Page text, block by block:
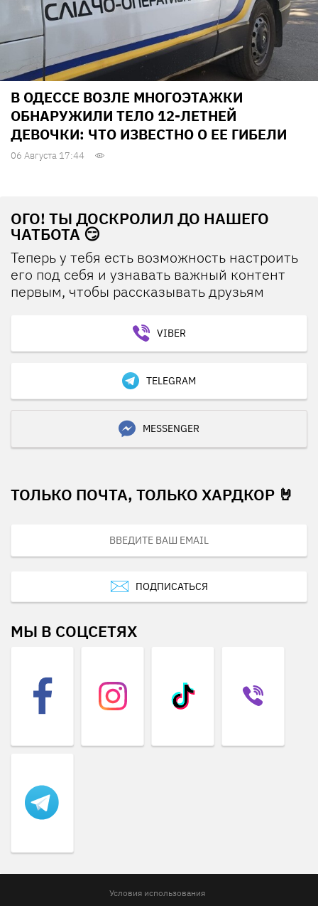
В ОДЕССЕ ВОЗЛЕ МНОГОЭТАЖКИ
ОБНАРУЖИЛИ ТЕЛО 12-ЛЕТНЕЙ
ДЕВОЧКИ: ЧТО ИЗВЕСТНО О ЕЕ ГИБЕЛИ
06 Августа 17:44
ОГО! ТЫ ДОСКРОЛИЛ ДО НАШЕГО
ЧАТБОТА 😏
Теперь у тебя есть возможность настроить
его под себя и узнавать важный контент
первым, чтобы рассказывать друзьям
VIBER
TELEGRAM
MESSENGER
ТОЛЬКО ПОЧТА, ТОЛЬКО ХАРДКОР 🤘
ПОДПИСАТЬСЯ
МЫ В СОЦСЕТЯХ
Условия использования